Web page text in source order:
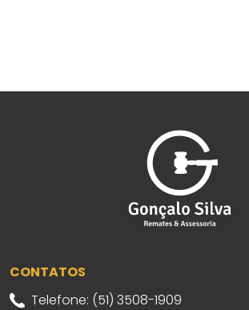
CONTATOS
Telefone: (51) 3508-1909